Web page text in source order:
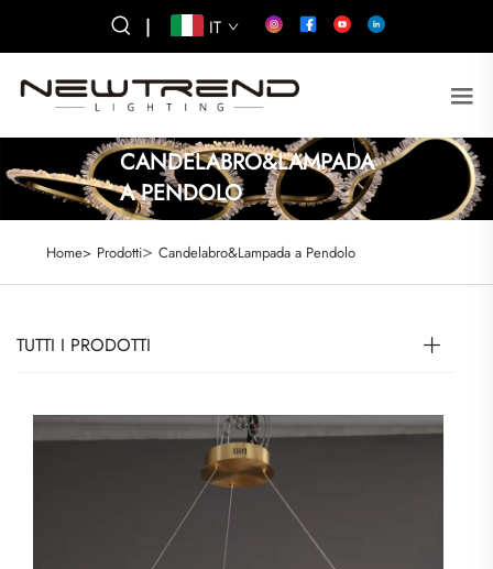
| IT
CANDELABRO&LAMPADA
A PENDOLO
Home> Prodotti> Candelabro&Lampada a Pendolo
TUTTI I PRODOTTI